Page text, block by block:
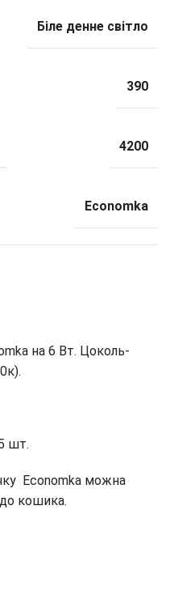
на 6 Вт. Цоколь-
шт.
Economka можна
кошика.
Біле денне світло
390
4200
Economka